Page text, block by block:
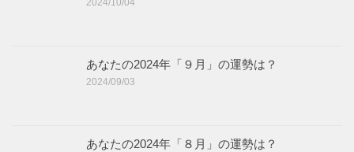
2024/10/04
あなたの2024年「９月」の運勢は？
2024/09/03
あなたの2024年「８月」の運勢は？